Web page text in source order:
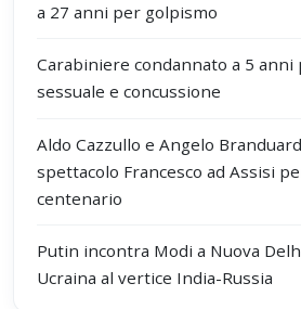
a 27 anni per golpismo
Carabiniere condannato a 5 anni
sessuale e concussione
Aldo Cazzullo e Angelo
spettacolo Francesco ad Assisi
centenario
Putin incontra Modi a Nuova
Ucraina al vertice India-Russia